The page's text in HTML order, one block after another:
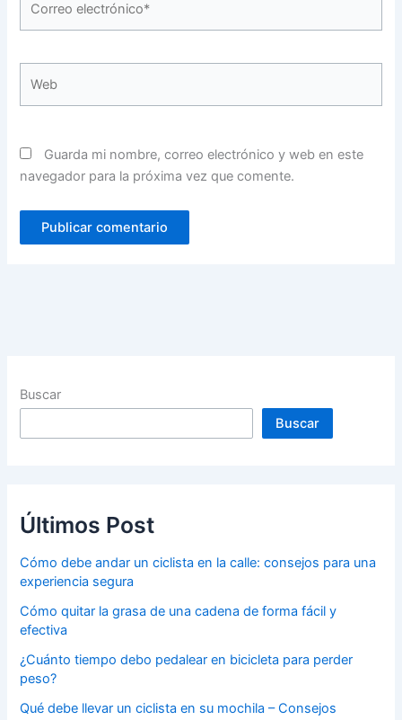
Guarda mi nombre, correo electrónico y web en este
navegador para la próxima vez que comente.
Buscar
Buscar
Últimos Post
Cómo debe andar un ciclista en la calle: consejos para una
experiencia segura
Cómo quitar la grasa de una cadena de forma fácil y
efectiva
¿Cuánto tiempo debo pedalear en bicicleta para perder
peso?
Qué debe llevar un ciclista en su mochila – Consejos